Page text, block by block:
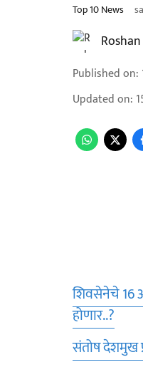
Top 10 News
Published on:
Updated on:
शिवसेनेचे 16
होणार..?
संतोष देशमुख